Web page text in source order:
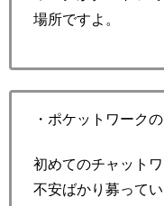
場所ですよ。
・ポケットワーク
初めてのチャット
不安ばかり募って